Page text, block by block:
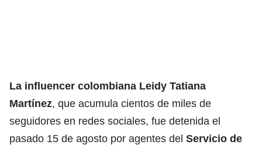
La influencer colombiana Leidy Tatiana
Martínez, que acumula cientos de miles de
seguidores en redes sociales, fue detenida el
pasado 15 de agosto por agentes del Servicio de